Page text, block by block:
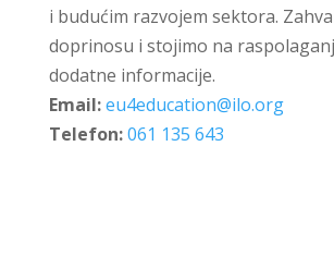
i budućim razvojem sektora.
doprinosu i stojimo na
dodatne informacije.
Email:eu4education@ilo.org
Telefon:061 135 643